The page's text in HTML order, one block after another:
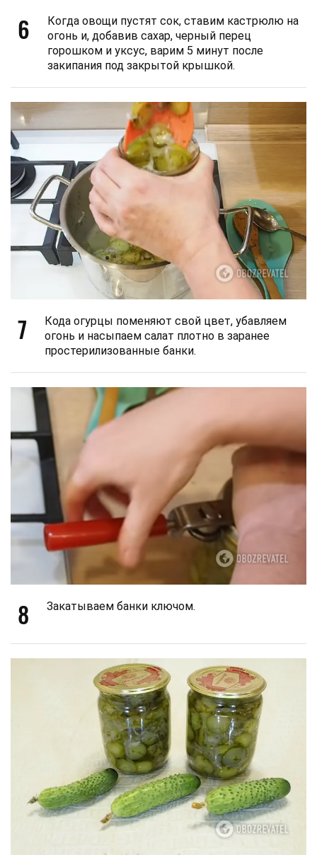
6
Когда овощи пустят сок, ставим кастрюлю на
огонь и, добавив сахар, черный перец
горошком и уксус, варим 5 минут после
закипания под закрытой крышкой.
7
Кода огурцы поменяют свой цвет, убавляем
огонь и насыпаем салат плотно в заранее
простерилизованные банки.
8 Закатываем банки ключом.